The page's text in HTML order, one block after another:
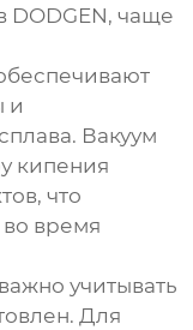
DODGEN, чаще
и
Вакуум
кипения
что
во время
учитывать
Для